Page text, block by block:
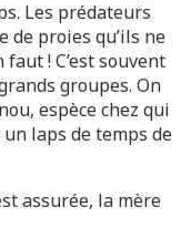
Les prédateurs
de proies qu’ils ne
! C’est souvent
groupes. On
espèce chez qui
laps de temps de
assurée, la mère